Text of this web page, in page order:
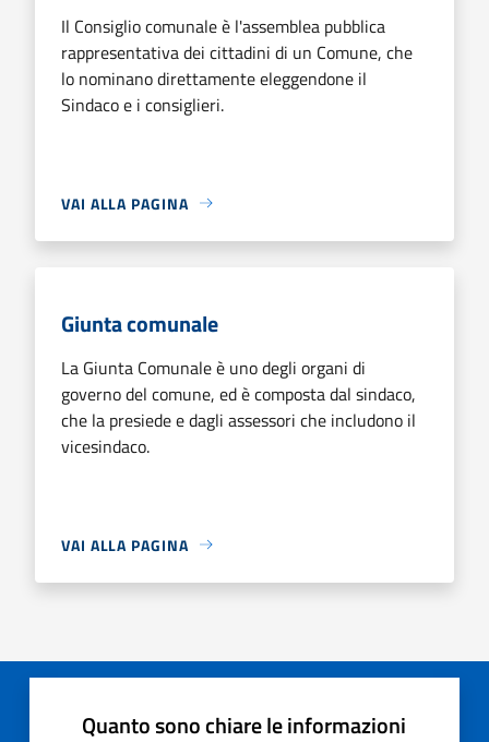
Il Consiglio comunale è l'assemblea pubblica
rappresentativa dei cittadini di un Comune, che
lo nominano direttamente eleggendone il
Sindaco e i consiglieri.
VAI ALLA PAGINA
Giunta comunale
La Giunta Comunale è uno degli organi di
governo del comune, ed è composta dal sindaco,
che la presiede e dagli assessori che includono il
vicesindaco.
VAI ALLA PAGINA
Quanto sono chiare le informazioni